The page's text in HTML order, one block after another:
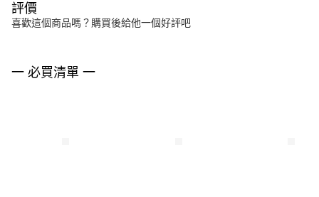
評價
喜歡這個商品嗎？購買後給他一個好評吧
一 必買清單 一